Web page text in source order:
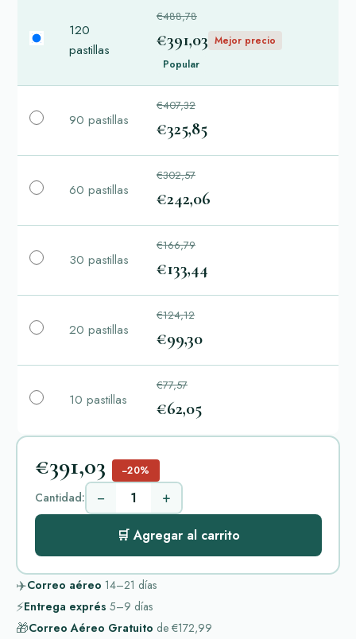
120
pastillas
€488,78
€391,03 Mejor precio
Popular
90 pastillas
€407,32
€325,85
60 pastillas
€302,57
€242,06
30 pastillas
€166,79
€133,44
20 pastillas
€124,12
€99,30
10 pastillas
€77,57
€62,05
€391,03 −20%
Cantidad: − +
🛒 Agregar al carrito
✈️Correo aéreo 14–21 días
⚡Entrega exprés 5–9 días
🎁Correo Aéreo Gratuito de €172,99